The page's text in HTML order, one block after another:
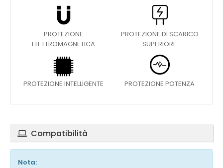
PROTEZIONE
ELETTROMAGNETICA
PROTEZIONE DI SCARICO
SUPERIORE
PROTEZIONE INTELLIGENTE PROTEZIONE POTENZA
Compatibilità
Nota: